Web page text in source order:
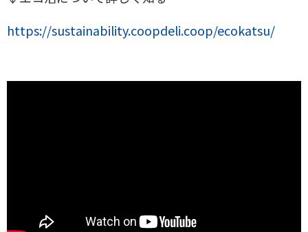
https://sustainability.coopdeli.coop/ecokatsu/